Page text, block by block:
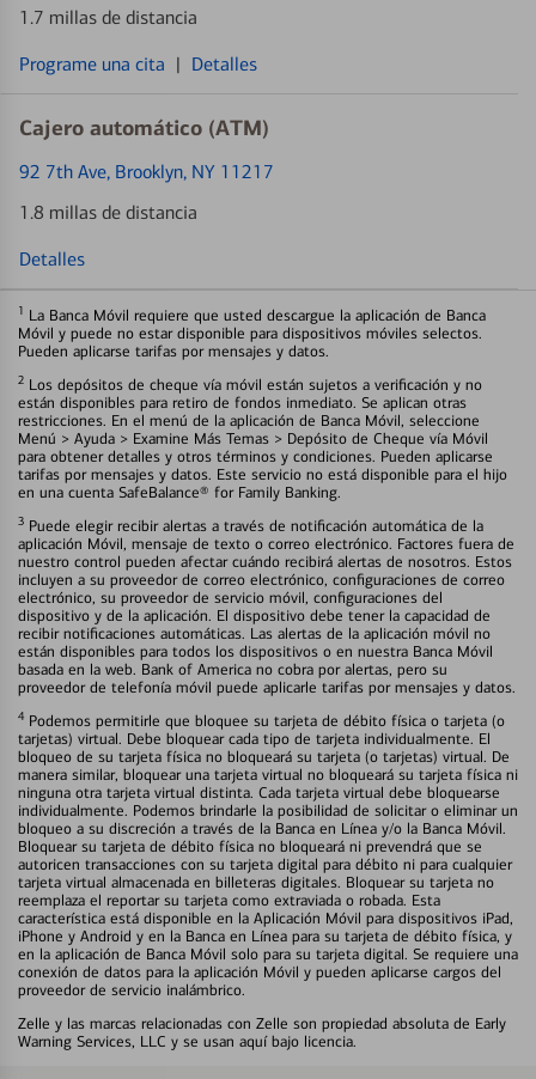
1.7 millas de distancia
Programe una cita | Detalles
Cajero automático (ATM)
92 7th Ave, Brooklyn, NY 11217
1.8 millas de distancia
Detalles
1 La Banca Móvil requiere que usted descargue la aplicación de Banca
Móvil y puede no estar disponible para dispositivos móviles selectos.
Pueden aplicarse tarifas por mensajes y datos.
2 Los depósitos de cheque vía móvil están sujetos a verificación y no
están disponibles para retiro de fondos inmediato. Se aplican otras
restricciones. En el menú de la aplicación de Banca Móvil, seleccione
Menú > Ayuda > Examine Más Temas > Depósito de Cheque vía Móvil
para obtener detalles y otros términos y condiciones. Pueden aplicarse
tarifas por mensajes y datos. Este servicio no está disponible para el hijo
en una cuenta SafeBalance® for Family Banking.
3 Puede elegir recibir alertas a través de notificación automática de la
aplicación Móvil, mensaje de texto o correo electrónico. Factores fuera de
nuestro control pueden afectar cuándo recibirá alertas de nosotros. Estos
incluyen a su proveedor de correo electrónico, configuraciones de correo
electrónico, su proveedor de servicio móvil, configuraciones del
dispositivo y de la aplicación. El dispositivo debe tener la capacidad de
recibir notificaciones automáticas. Las alertas de la aplicación móvil no
están disponibles para todos los dispositivos o en nuestra Banca Móvil
basada en la web. Bank of America no cobra por alertas, pero su
proveedor de telefonía móvil puede aplicarle tarifas por mensajes y datos.
4 Podemos permitirle que bloquee su tarjeta de débito física o tarjeta (o
tarjetas) virtual. Debe bloquear cada tipo de tarjeta individualmente. El
bloqueo de su tarjeta física no bloqueará su tarjeta (o tarjetas) virtual. De
manera similar, bloquear una tarjeta virtual no bloqueará su tarjeta física ni
ninguna otra tarjeta virtual distinta. Cada tarjeta virtual debe bloquearse
individualmente. Podemos brindarle la posibilidad de solicitar o eliminar un
bloqueo a su discreción a través de la Banca en Línea y/o la Banca Móvil.
Bloquear su tarjeta de débito física no bloqueará ni prevendrá que se
autoricen transacciones con su tarjeta digital para débito ni para cualquier
tarjeta virtual almacenada en billeteras digitales. Bloquear su tarjeta no
reemplaza el reportar su tarjeta como extraviada o robada. Esta
característica está disponible en la Aplicación Móvil para dispositivos iPad,
iPhone y Android y en la Banca en Línea para su tarjeta de débito física, y
en la aplicación de Banca Móvil solo para su tarjeta digital. Se requiere una
conexión de datos para la aplicación Móvil y pueden aplicarse cargos del
proveedor de servicio inalámbrico.
Zelle y las marcas relacionadas con Zelle son propiedad absoluta de Early
Warning Services, LLC y se usan aquí bajo licencia.